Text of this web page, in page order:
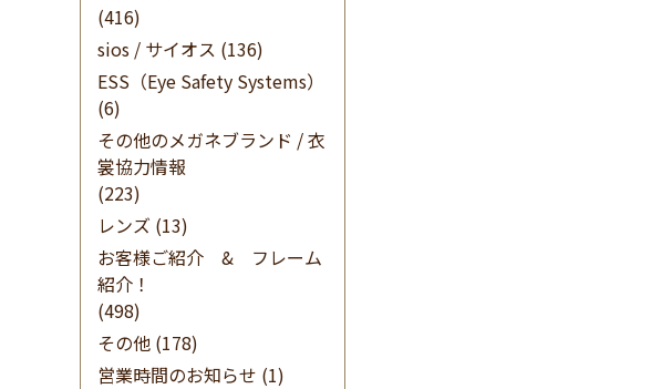
(416)
sios / サイオス (136)
ESS（Eye Safety Systems）
(6)
その他のメガネブランド / 衣
裳協力情報
(223)
レンズ (13)
お客様ご紹介 & フレーム
紹介！
(498)
その他 (178)
営業時間のお知らせ (1)